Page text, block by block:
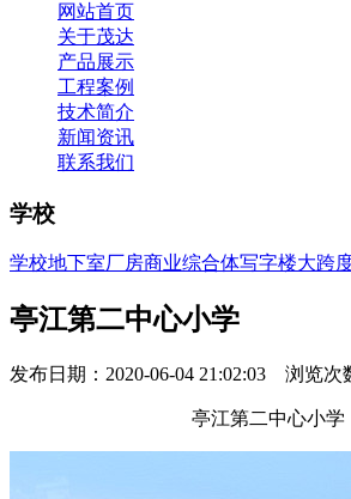
网站首页
关于茂达
产品展示
工程案例
技术简介
新闻资讯
联系我们
学校
学校地下室厂房商业综合体写字楼大跨
亭江第二中心小学
发布日期：2020-06-04 21:02:03 浏览次
亭江第二中心小学